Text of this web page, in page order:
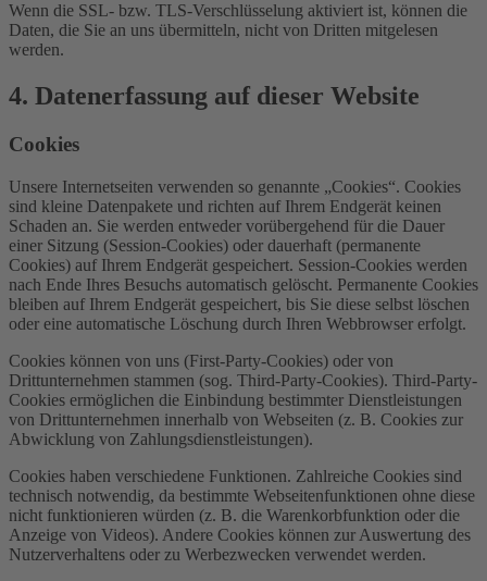
Wenn die SSL- bzw. TLS-Verschlüsselung aktiviert ist, können die
Daten, die Sie an uns übermitteln, nicht von Dritten mitgelesen
werden.
4. Datenerfassung auf dieser Website
Cookies
Unsere Internetseiten verwenden so genannte „Cookies“. Cookies
sind kleine Datenpakete und richten auf Ihrem Endgerät keinen
Schaden an. Sie werden entweder vorübergehend für die Dauer
einer Sitzung (Session-Cookies) oder dauerhaft (permanente
Cookies) auf Ihrem Endgerät gespeichert. Session-Cookies werden
nach Ende Ihres Besuchs automatisch gelöscht. Permanente Cookies
bleiben auf Ihrem Endgerät gespeichert, bis Sie diese selbst löschen
oder eine automatische Löschung durch Ihren Webbrowser erfolgt.
Cookies können von uns (First-Party-Cookies) oder von
Drittunternehmen stammen (sog. Third-Party-Cookies). Third-Party-
Cookies ermöglichen die Einbindung bestimmter Dienstleistungen
von Drittunternehmen innerhalb von Webseiten (z. B. Cookies zur
Abwicklung von Zahlungsdienstleistungen).
Cookies haben verschiedene Funktionen. Zahlreiche Cookies sind
technisch notwendig, da bestimmte Webseitenfunktionen ohne diese
nicht funktionieren würden (z. B. die Warenkorbfunktion oder die
Anzeige von Videos). Andere Cookies können zur Auswertung des
Nutzerverhaltens oder zu Werbezwecken verwendet werden.